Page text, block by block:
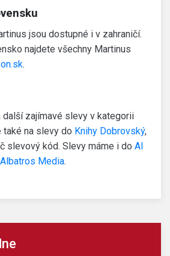
jsou dostupné i v zahraničí.
najdete všechny Martinus
.
další zajímavé slevy v kategorii
na slevy do Knihy Dobrovský,
slevový kód. Slevy máme i do AI
Albatros Media.